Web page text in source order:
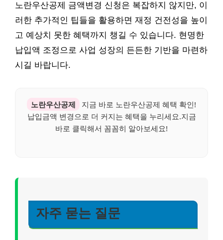
노란우산공제 금액변경 신청은 복잡하지 않지만, 이
러한 추가적인 팁들을 활용하면 재정 건전성을 높이
고 예상치 못한 혜택까지 챙길 수 있습니다. 현명한
납입액 조정으로 사업 성장의 든든한 기반을 마련하
시길 바랍니다.
노란우산공제
지금 바로 노란우산공제 혜택 확인!
납입금액 변경으로 더 커지는 혜택을 누리세요.지금
바로 클릭해서 꼼꼼히 알아보세요!
자주 묻는 질문